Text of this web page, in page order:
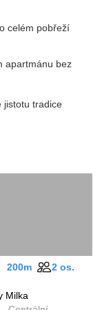
celém pobřeží
apartmánu bez
jistotu tradice
Milka
200m 2 os.